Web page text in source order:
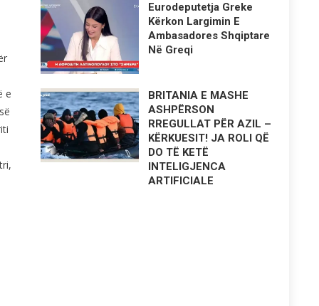
e
Eurodeputetja Greke
Kërkon Largimin E
Ambasadores Shqiptare
Në Greqi
BRITANIA E MASHE
ASHPËRSON
RREGULLAT PËR AZIL –
KËRKUESIT! JA ROLI QË
DO TË KETË
INTELIGJENCA
ARTIFICIALE